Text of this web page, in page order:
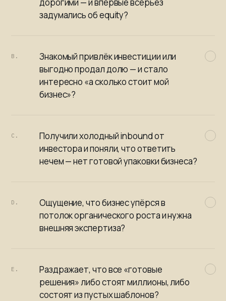
задумались об equity?
B.
Знакомый привлёк инвестиции или
выгодно продал долю — и стало
интересно «а сколько стоит мой
бизнес»?
C.
Получили холодный inbound от
инвестора и поняли, что ответить
нечем — нет готовой упаковки бизнеса?
D.
Ощущение, что бизнес упёрся в
потолок органического роста и нужна
внешняя экспертиза?
E.
Раздражает, что все «готовые
решения» либо стоят миллионы, либо
состоят из пустых шаблонов?